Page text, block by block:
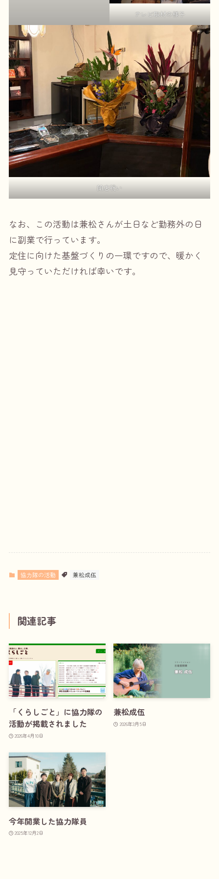
テレビ取材の様子
開店祝い
なお、この活動は兼松さんが土日など勤務外の日
に副業で行っています。
定住に向けた基盤づくりの一環ですので、暖かく
見守っていただければ幸いです。
協力隊の活動 兼松成伍
関連記事
「くらしごと」に協力隊の
活動が掲載されました
2026年4月10日
兼松成伍
2026年3月5日
今年開業した協力隊員
2025年12月2日